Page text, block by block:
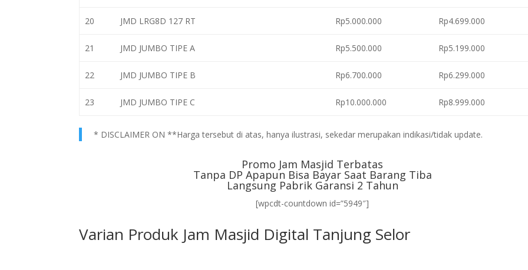
20 JMD LRG8D 127 RT Rp5.000.000 Rp4.699.000
21 JMD JUMBO TIPE A Rp5.500.000 Rp5.199.000
22 JMD JUMBO TIPE B Rp6.700.000 Rp6.299.000
23 JMD JUMBO TIPE C Rp10.000.000 Rp8.999.000
* DISCLAIMER ON **Harga tersebut di atas, hanya ilustrasi, sekedar merupakan indikasi/tidak update.
Promo Jam Masjid Terbatas
Tanpa DP Apapun Bisa Bayar Saat Barang Tiba
Langsung Pabrik Garansi 2 Tahun
[wpcdt-countdown id=”5949″]
Varian Produk Jam Masjid Digital Tanjung Selor